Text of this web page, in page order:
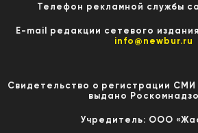
Телефон рекламной службы
E-mail редакции сетевого
info@newbur.ru
Свидетельство о регистрации
выдано
Учредитель: ООО